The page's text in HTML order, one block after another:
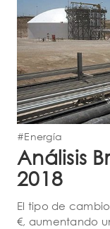
#Energía
Análisis
2018
El tipo de
€, aumentando